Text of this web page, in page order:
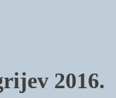
2016.